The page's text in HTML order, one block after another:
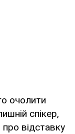
очолити
спікер,
відставку